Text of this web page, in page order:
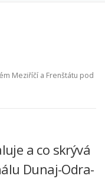
POČASÍ
Meziříčí a Frenštátu pod
a co skrývá
Dunaj-Odra-